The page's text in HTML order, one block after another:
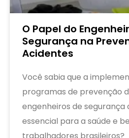
O Papel do
Segurança na
Acidentes
Você sabia que a
programas de prevenção
engenheiros de segurança
essencial para a saúde e